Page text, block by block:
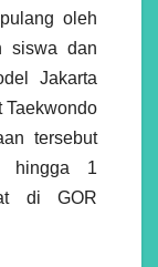
oleh
siswa dan
Jakarta
Taekwondo
tersebut
hingga 1
di GOR